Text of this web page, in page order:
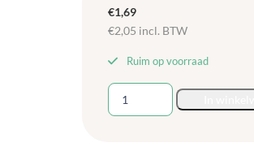
€1,69
€2,05 incl. BTW
Ruim op voorraad
Washandje
-